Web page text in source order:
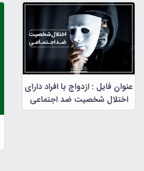
عنوان فایل : ازدواج با افراد دارای
اختلال شخصیت ضد اجتماعی